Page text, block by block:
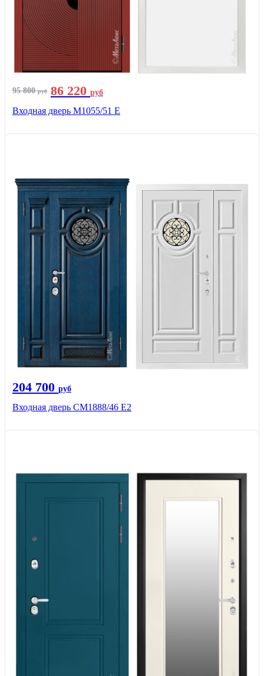
95 800руб 86 220 руб
Входная дверь М1055/51 Е
204 700 руб
Входная дверь СМ1888/46 Е2